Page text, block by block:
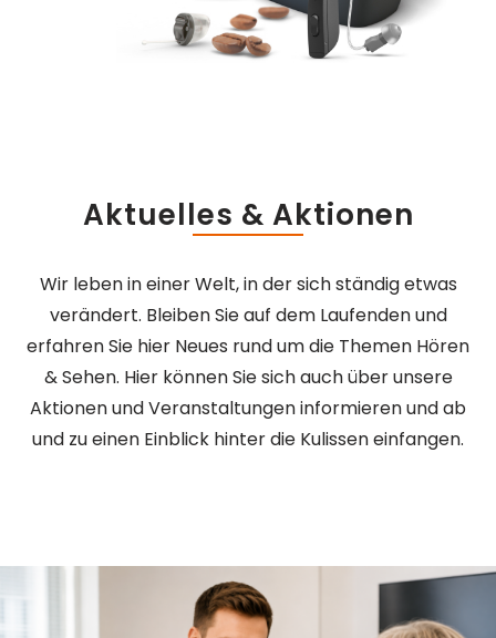
Aktuelles & Aktionen
Wir leben in einer Welt, in der sich ständig etwas
verändert. Bleiben Sie auf dem Laufenden und
erfahren Sie hier Neues rund um die Themen Hören
& Sehen. Hier können Sie sich auch über unsere
Aktionen und Veranstaltungen informieren und ab
und zu einen Einblick hinter die Kulissen einfangen.